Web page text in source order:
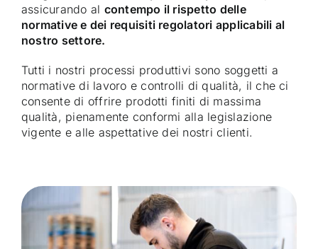
assicurando al contempo il rispetto delle
normative e dei requisiti regolatori applicabili al
nostro settore.
Tutti i nostri processi produttivi sono soggetti a
normative di lavoro e controlli di qualità, il che ci
consente di offrire prodotti finiti di massima
qualità, pienamente conformi alla legislazione
vigente e alle aspettative dei nostri clienti.